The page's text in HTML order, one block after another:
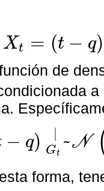
Xt = (t − q)
Xt=t -q +θG +σG ε.
de
− q) ~
Gt
|
N
g q,gt gqσ 2.
forma,